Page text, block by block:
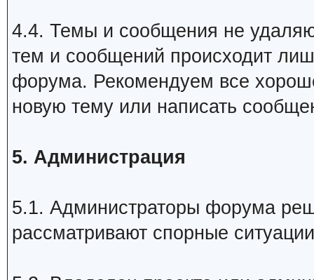
4.4. Темы и сообщения не
тем и сообщений происходит
форума. Рекомендуем все
новую тему или написать
5. Администрация
5.1. Администраторы форума
рассматривают спорные